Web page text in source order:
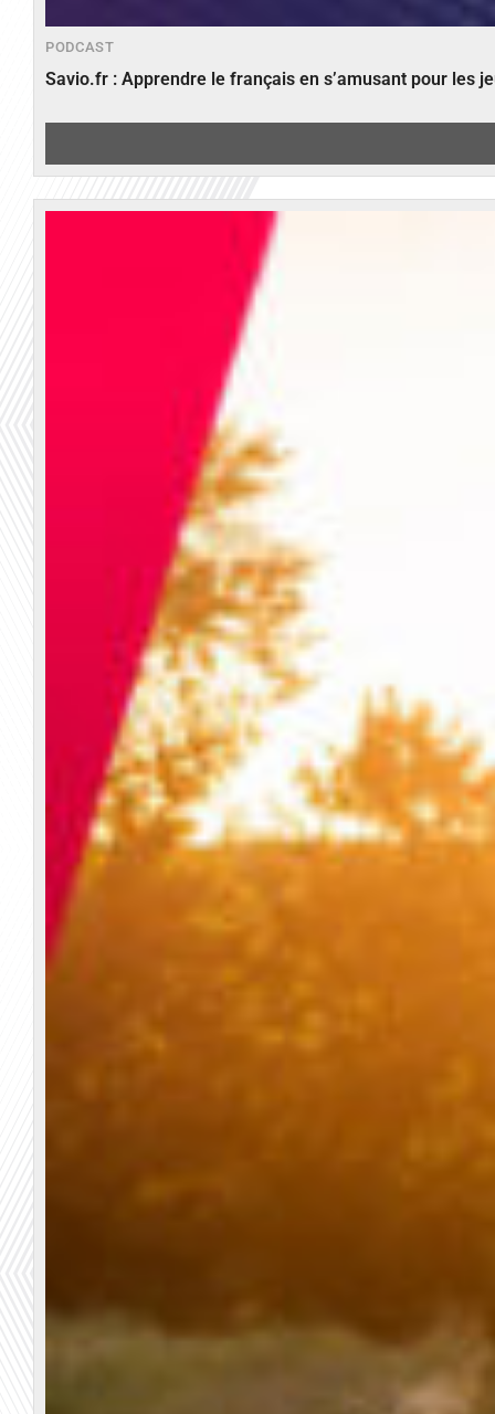
PODCAST
Savio.fr : Apprendre le français en s’amusant pour les